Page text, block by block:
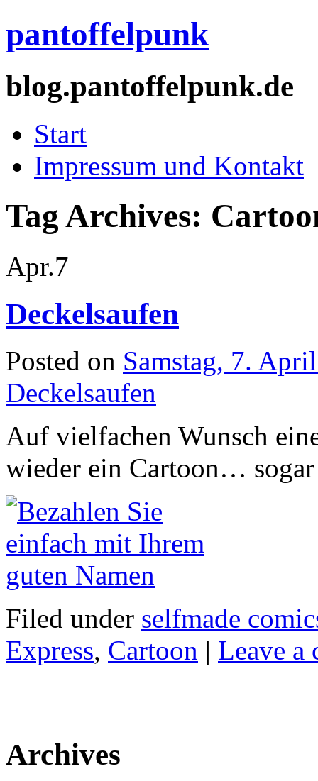
pantoffelpunk
blog.pantoffelpunk.de
Start
Impressum und Kontakt
Tag Archives:
Apr.7
Deckelsaufen
Posted on Samstag, 7.
Deckelsaufen
Auf vielfachen Wunsch
wieder ein Cartoon…
Filed under selfmade
Express, Cartoon | Leave a
Archives